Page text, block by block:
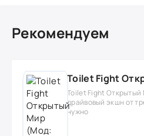
Рекомендуем
Toilet Fight
драйвовый экшн от
нужно